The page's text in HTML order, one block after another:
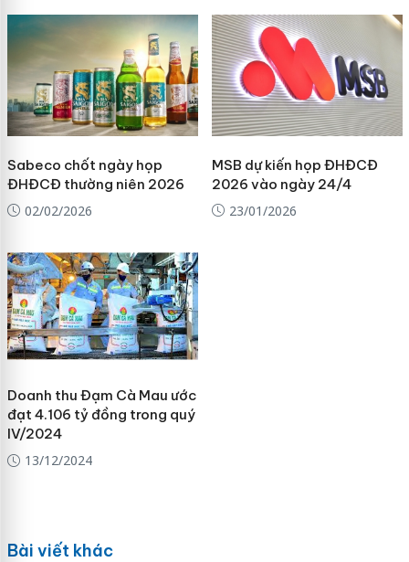
Sabeco chốt ngày họp
ĐHĐCĐ thường niên 2026
02/02/2026
MSB dự kiến họp ĐHĐCĐ
2026 vào ngày 24/4
23/01/2026
Doanh thu Đạm Cà Mau ước
đạt 4.106 tỷ đồng trong quý
IV/2024
13/12/2024
Bài viết khác